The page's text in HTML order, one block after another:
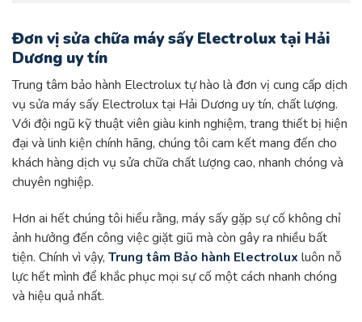
Đơn vị sửa chữa máy sấy Electrolux tại Hải
Dương uy tín
Trung tâm bảo hành Electrolux tự hào là đơn vị cung cấp dịch
vụ sửa máy sấy Electrolux tại Hải Dương uy tín, chất lượng.
Với đội ngũ kỹ thuật viên giàu kinh nghiệm, trang thiết bị hiện
đại và linh kiện chính hãng, chúng tôi cam kết mang đến cho
khách hàng dịch vụ sửa chữa chất lượng cao, nhanh chóng và
chuyên nghiệp.
Hơn ai hết chúng tôi hiểu rằng, máy sấy gặp sự cố không chỉ
ảnh hưởng đến công việc giặt giũ mà còn gây ra nhiều bất
tiện. Chính vì vậy, Trung tâm Bảo hành Electrolux luôn nỗ
lực hết mình để khắc phục mọi sự cố một cách nhanh chóng
và hiệu quả nhất.